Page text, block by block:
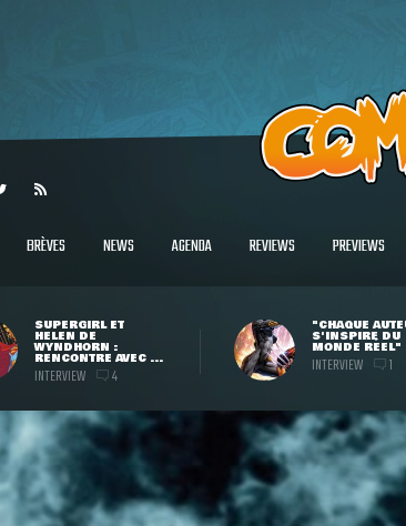
BRÈVES NEWS AGENDA REVIEWS PREVIEWS
SUPERGIRL ET
HELEN DE
WYNDHORN :
RENCONTRE AVEC ...
INTERVIEW 4
"CHAQUE
S'INSPIRE DU
MONDE
INTERVIEW 1